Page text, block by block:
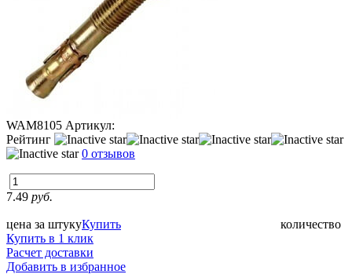
WAM8105 Артикул:
Рейтинг
0 отзывов
7.49 руб.
цена за штуку количество
Купить
Купить в 1 клик
Расчет доставки
Добавить в избранное